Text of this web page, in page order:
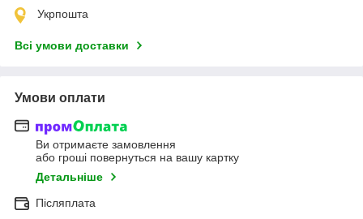
Укрпошта
Всі умови доставки
Умови оплати
Ви отримаєте замовлення
або гроші повернуться на вашу картку
Детальніше
Післяплата